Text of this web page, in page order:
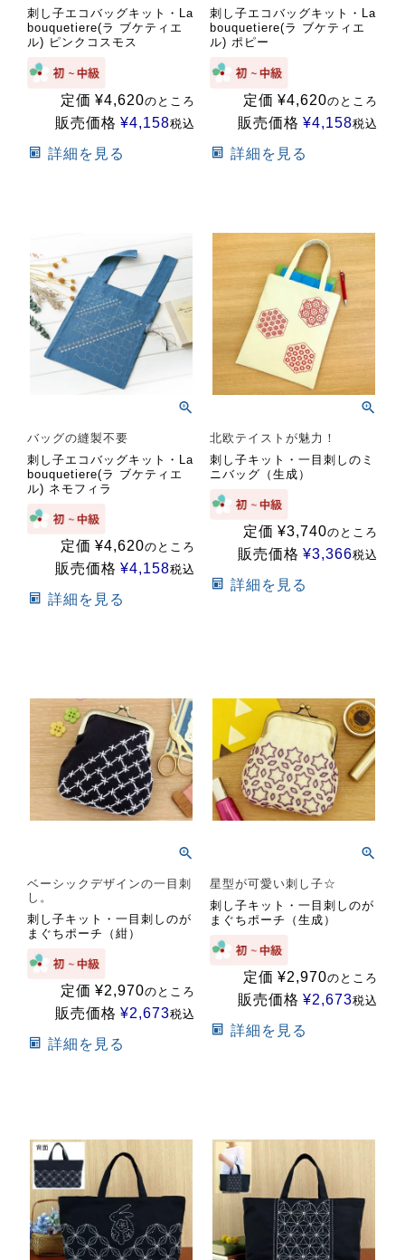
刺し子エコバッグキット・La
bouquetiere(ラ ブケティエ
ル) ピンクコスモス
定価 ¥4,620のところ
販売価格 ¥4,158税込
詳細を見る
刺し子エコバッグキット・La
bouquetiere(ラ ブケティエ
ル) ポピー
定価 ¥4,620のところ
販売価格 ¥4,158税込
詳細を見る
バッグの縫製不要
刺し子エコバッグキット・La
bouquetiere(ラ ブケティエ
ル) ネモフィラ
定価 ¥4,620のところ
販売価格 ¥4,158税込
詳細を見る
北欧テイストが魅力！
刺し子キット・一目刺しのミ
ニバッグ（生成）
定価 ¥3,740のところ
販売価格 ¥3,366税込
詳細を見る
ベーシックデザインの一目刺
し。
刺し子キット・一目刺しのが
まぐちポーチ（紺）
定価 ¥2,970のところ
販売価格 ¥2,673税込
詳細を見る
星型が可愛い刺し子☆
刺し子キット・一目刺しのが
まぐちポーチ（生成）
定価 ¥2,970のところ
販売価格 ¥2,673税込
詳細を見る